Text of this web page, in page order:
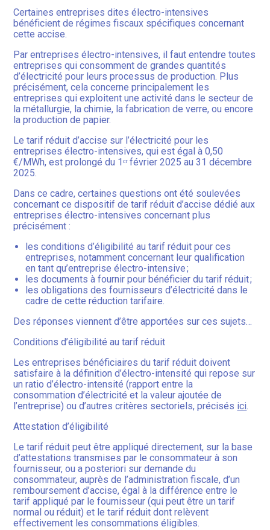
Certaines entreprises dites électro-intensives
bénéficient de régimes fiscaux spécifiques concernant
cette accise.
Par entreprises électro-intensives, il faut entendre toutes
entreprises qui consomment de grandes quantités
d’électricité pour leurs processus de production. Plus
précisément, cela concerne principalement les
entreprises qui exploitent une activité dans le secteur de
la métallurgie, la chimie, la fabrication de verre, ou encore
la production de papier.
Le tarif réduit d’accise sur l’électricité pour les
entreprises électro-intensives, qui est égal à 0,50
€/MWh, est prolongé du 1ᵉʳ février 2025 au 31 décembre
2025.
Dans ce cadre, certaines questions ont été soulevées
concernant ce dispositif de tarif réduit d’accise dédié aux
entreprises électro-intensives concernant plus
précisément :
les conditions d’éligibilité au tarif réduit pour ces
entreprises, notamment concernant leur qualification
en tant qu’entreprise électro-intensive ;
les documents à fournir pour bénéficier du tarif réduit ;
les obligations des fournisseurs d’électricité dans le
cadre de cette réduction tarifaire.
Des réponses viennent d’être apportées sur ces sujets…
Conditions d’éligibilité au tarif réduit
Les entreprises bénéficiaires du tarif réduit doivent
satisfaire à la définition d’électro-intensité qui repose sur
un ratio d’électro-intensité (rapport entre la
consommation d’électricité et la valeur ajoutée de
l’entreprise) ou d’autres critères sectoriels, précisés ici.
Attestation d’éligibilité
Le tarif réduit peut être appliqué directement, sur la base
d’attestations transmises par le consommateur à son
fournisseur, ou a posteriori sur demande du
consommateur, auprès de l’administration fiscale, d’un
remboursement d’accise, égal à la différence entre le
tarif appliqué par le fournisseur (qui peut être un tarif
normal ou réduit) et le tarif réduit dont relèvent
effectivement les consommations éligibles.